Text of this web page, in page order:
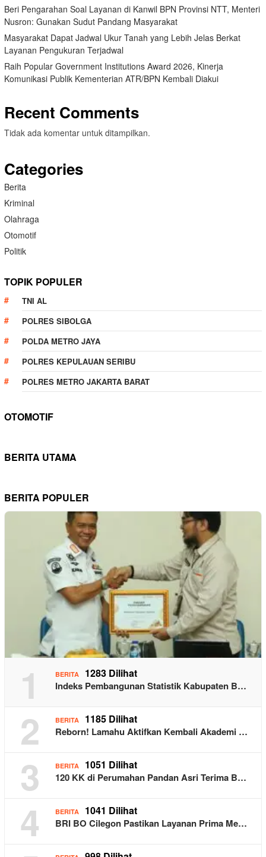
Beri Pengarahan Soal Layanan di Kanwil BPN Provinsi NTT, Menteri
Nusron: Gunakan Sudut Pandang Masyarakat
Masyarakat Dapat Jadwal Ukur Tanah yang Lebih Jelas Berkat
Layanan Pengukuran Terjadwal
Raih Popular Government Institutions Award 2026, Kinerja
Komunikasi Publik Kementerian ATR/BPN Kembali Diakui
Recent Comments
Tidak ada komentar untuk ditampilkan.
Categories
Berita
Kriminal
Olahraga
Otomotif
Politik
TOPIK POPULER
TNI AL
POLRES SIBOLGA
POLDA METRO JAYA
POLRES KEPULAUAN SERIBU
POLRES METRO JAKARTA BARAT
OTOMOTIF
BERITA UTAMA
BERITA POPULER
1 BERITA 1283 Dilihat
Indeks Pembangunan Statistik Kabupaten B…
2 BERITA 1185 Dilihat
Reborn! Lamahu Aktifkan Kembali Akademi …
3 BERITA 1051 Dilihat
120 KK di Perumahan Pandan Asri Terima B…
4 BERITA 1041 Dilihat
BRI BO Cilegon Pastikan Layanan Prima Me…